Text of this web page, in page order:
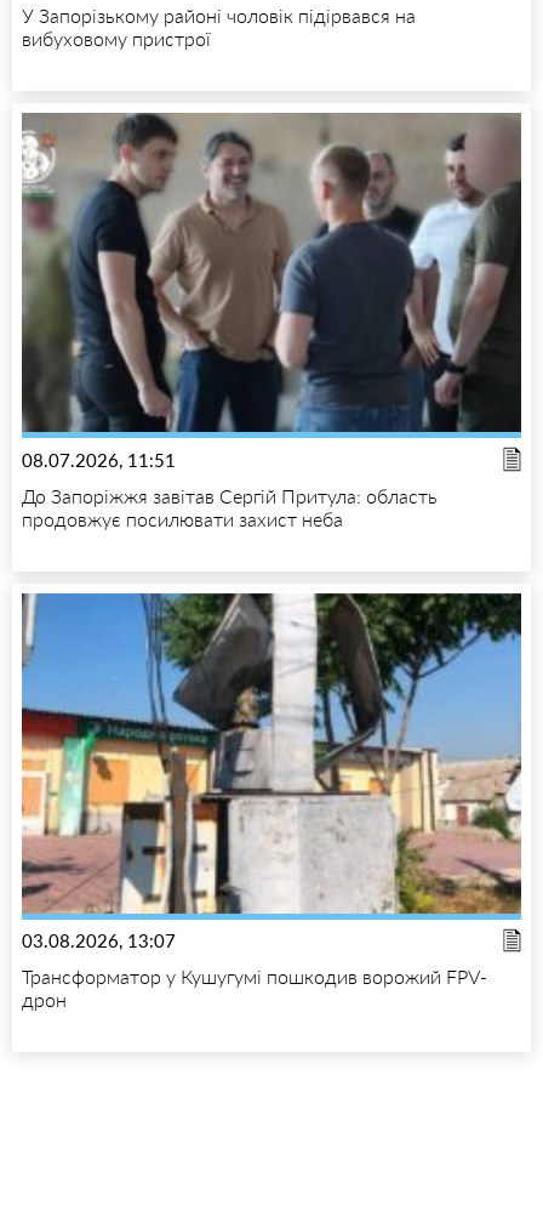
У Запорізькому районі чоловік підірвався на
вибуховому пристрої
08.07.2026, 11:51
До Запоріжжя завітав Сергій Притула: область
продовжує посилювати захист неба
03.08.2026, 13:07
Трансформатор у Кушугумі пошкодив ворожий FPV-
дрон